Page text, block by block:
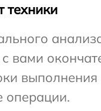
техники
вами
операции.